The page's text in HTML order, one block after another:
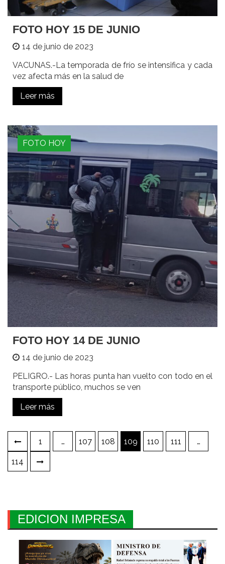
FOTO HOY 15 DE JUNIO
14 de junio de 2023
VACUNAS.-La temporada de frío se intensifica y cada
vez afecta más en la salud de
Leer más
FOTO HOY
FOTO HOY 14 DE JUNIO
14 de junio de 2023
PELIGRO.- Las horas punta han vuelto con todo en el
transporte público, muchos se ven
Leer más
Paginación
de
entradas
1 … 107 108 109 110 111 …
114
EDICION IMPRESA